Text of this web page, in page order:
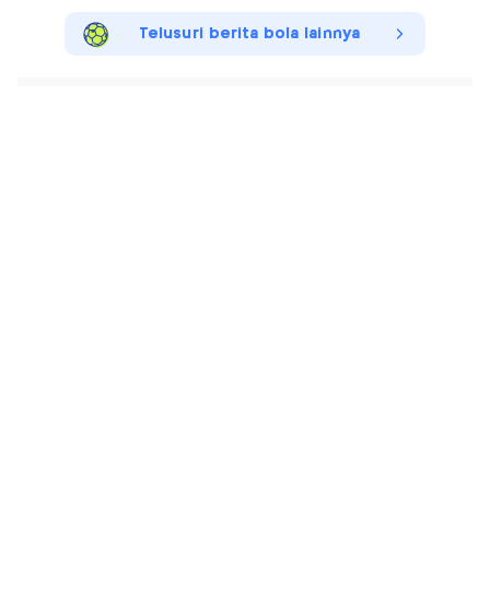
Telusuri berita bola lainnya